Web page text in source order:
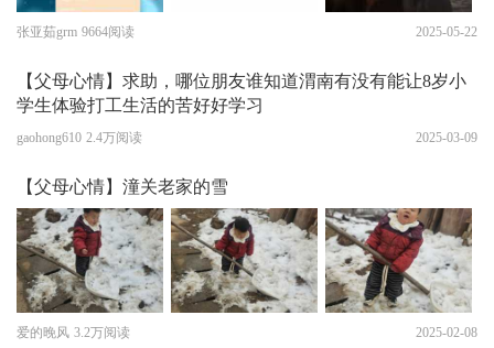
张亚茹grm 9664阅读 2025-05-22
【父母心情】求助，哪位朋友谁知道渭南有没有能让8岁小
学生体验打工生活的苦好好学习
gaohong610 2.4万阅读 2025-03-09
【父母心情】潼关老家的雪
爱的晚风 3.2万阅读 2025-02-08